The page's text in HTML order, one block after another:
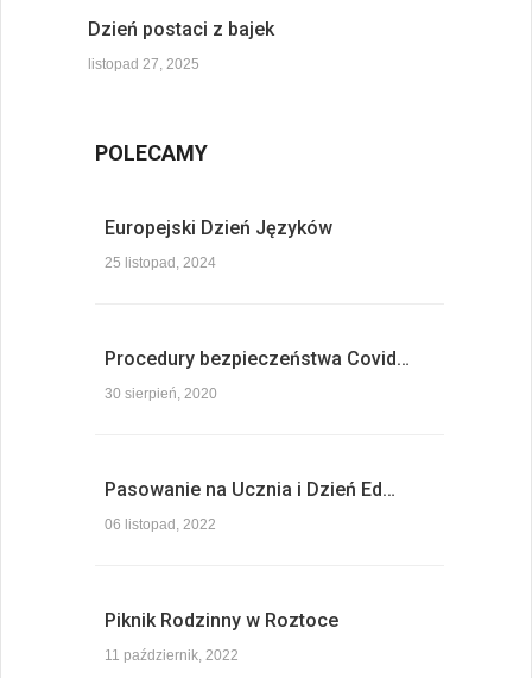
Dzień postaci z bajek
listopad 27, 2025
POLECAMY
Europejski Dzień Języków
25 listopad, 2024
Procedury bezpieczeństwa Covid…
30 sierpień, 2020
Pasowanie na Ucznia i Dzień Ed…
06 listopad, 2022
Piknik Rodzinny w Roztoce
11 październik, 2022